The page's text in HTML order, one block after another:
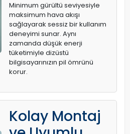
Minimum gürültü seviyesiyle
maksimum hava akışı
sağlayarak sessiz bir kullanım
deneyimi sunar. Aynı
zamanda düşük enerji
tüketimiyle dizüstü
bilgisayarınızın pil ömrünü
korur.
Kolay Montaj